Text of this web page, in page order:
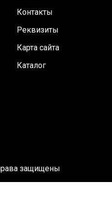
Контакты
Реквизиты
Карта сайта
Каталог
защищены